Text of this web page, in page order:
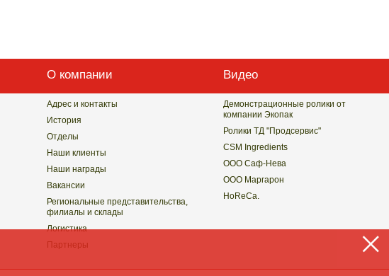
О компании Видео
Адрес и контакты
История
Отделы
Наши клиенты
Наши награды
Вакансии
Региональные представительства,
филиалы и склады
Логистика
Партнеры
Демонстрационные ролики от
компании Экопак
Ролики ТД "Продсервис"
CSM Ingredients
ООО Саф-Нева
ООО Маргарон
HoReCa.